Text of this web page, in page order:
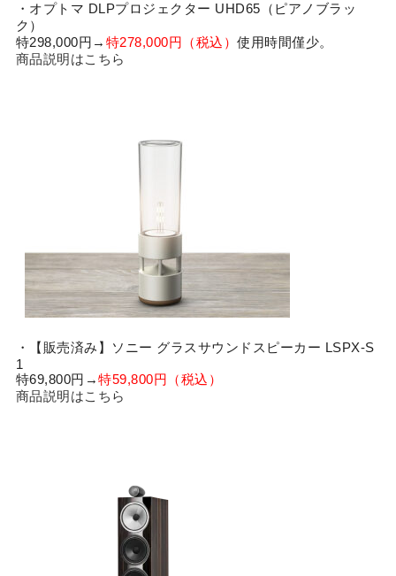
・オプトマ DLPプロジェクター UHD65（ピアノブラッ
ク）
特298,000円→ 特278,000円（税込）使用時間僅少。
商品説明はこちら
・【販売済み】ソニー グラスサウンドスピーカー LSPX-S
1
特69,800円→特59,800円（税込）
商品説明はこちら